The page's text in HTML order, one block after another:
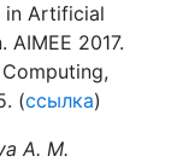
in Artificial
2017.
(ссылка)
A. M.